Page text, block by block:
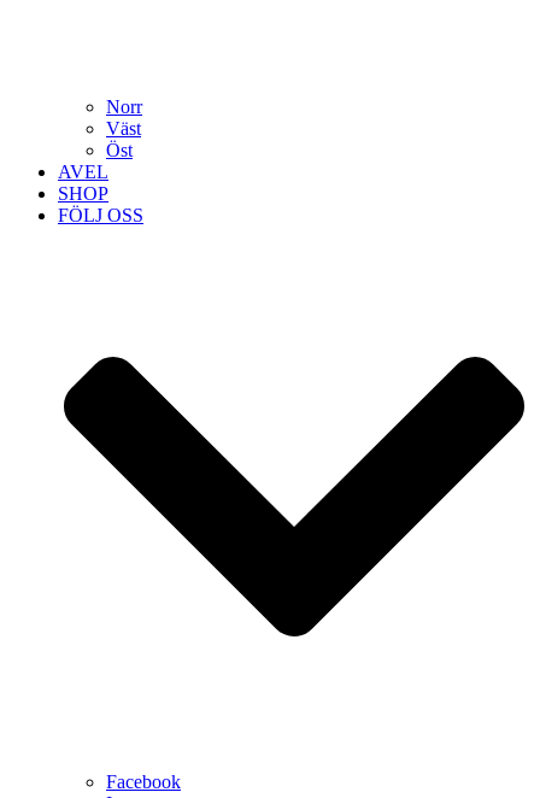
Norr
Väst
Öst
AVEL
SHOP
FÖLJ OSS
Facebook